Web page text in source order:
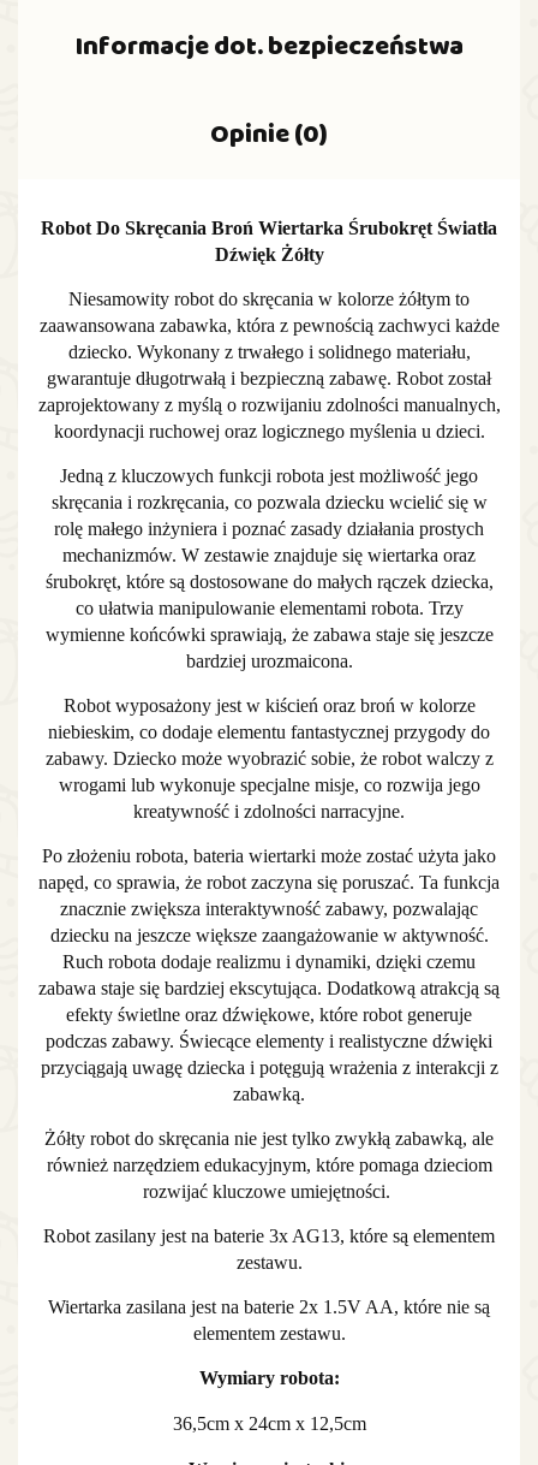
Informacje dot. bezpieczeństwa
Opinie (0)
Robot Do Skręcania Broń Wiertarka Śrubokręt Światła
Dźwięk Żółty
Niesamowity robot do skręcania w kolorze żółtym to
zaawansowana zabawka, która z pewnością zachwyci każde
dziecko. Wykonany z trwałego i solidnego materiału,
gwarantuje długotrwałą i bezpieczną zabawę. Robot został
zaprojektowany z myślą o rozwijaniu zdolności manualnych,
koordynacji ruchowej oraz logicznego myślenia u dzieci.
Jedną z kluczowych funkcji robota jest możliwość jego
skręcania i rozkręcania, co pozwala dziecku wcielić się w
rolę małego inżyniera i poznać zasady działania prostych
mechanizmów. W zestawie znajduje się wiertarka oraz
śrubokręt, które są dostosowane do małych rączek dziecka,
co ułatwia manipulowanie elementami robota. Trzy
wymienne końcówki sprawiają, że zabawa staje się jeszcze
bardziej urozmaicona.
Robot wyposażony jest w kiścień oraz broń w kolorze
niebieskim, co dodaje elementu fantastycznej przygody do
zabawy. Dziecko może wyobrazić sobie, że robot walczy z
wrogami lub wykonuje specjalne misje, co rozwija jego
kreatywność i zdolności narracyjne.
Po złożeniu robota, bateria wiertarki może zostać użyta jako
napęd, co sprawia, że robot zaczyna się poruszać. Ta funkcja
znacznie zwiększa interaktywność zabawy, pozwalając
dziecku na jeszcze większe zaangażowanie w aktywność.
Ruch robota dodaje realizmu i dynamiki, dzięki czemu
zabawa staje się bardziej ekscytująca. Dodatkową atrakcją są
efekty świetlne oraz dźwiękowe, które robot generuje
podczas zabawy. Świecące elementy i realistyczne dźwięki
przyciągają uwagę dziecka i potęgują wrażenia z interakcji z
zabawką.
Żółty robot do skręcania nie jest tylko zwykłą zabawką, ale
również narzędziem edukacyjnym, które pomaga dzieciom
rozwijać kluczowe umiejętności.
Robot zasilany jest na baterie 3x AG13, które są elementem
zestawu.
Wiertarka zasilana jest na baterie 2x 1.5V AA, które nie są
elementem zestawu.
Wymiary robota:
36,5cm x 24cm x 12,5cm